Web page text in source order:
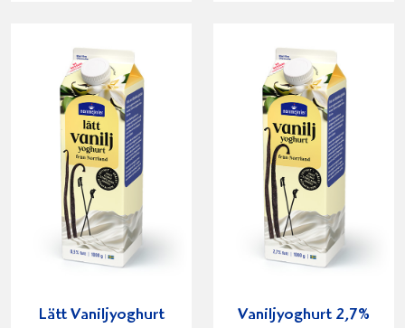
Lätt Vaniljyoghurt
Vaniljyoghurt 2,7%